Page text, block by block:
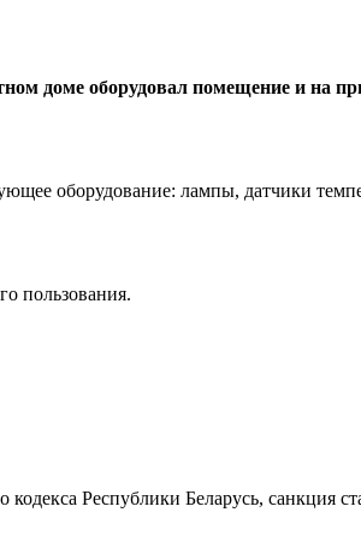
доме оборудовал помещение и на
оборудование: лампы, датчики
пользования.
Республики Беларусь, санкция